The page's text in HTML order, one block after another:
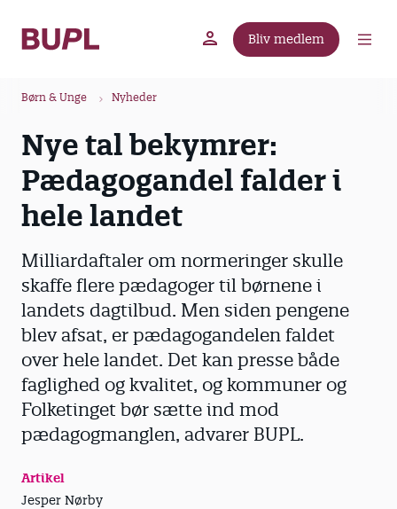
Bliv medlem
Børn & Unge Nyheder
Nye tal bekymrer:
Pædagogandel falder i
hele landet
Milliardaftaler om normeringer skulle
skaffe flere pædagoger til børnene i
landets dagtilbud. Men siden pengene
blev afsat, er pædagogandelen faldet
over hele landet. Det kan presse både
faglighed og kvalitet, og kommuner og
Folketinget bør sætte ind mod
pædagogmanglen, advarer BUPL.
Artikel
Jesper Nørby